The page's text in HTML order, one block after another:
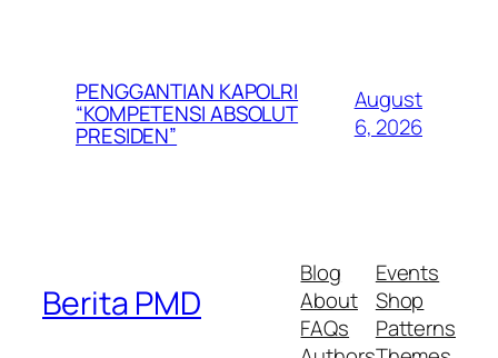
PENGGANTIAN KAPOLRI
“KOMPETENSI ABSOLUT
PRESIDEN”
August
6, 2026
Berita PMD
Blog
About
FAQs
Events
Shop
Patterns